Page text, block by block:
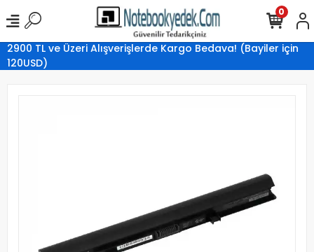
2900 TL ve Üzeri Alışverişlerde Kargo Bedava! (Bayiler için
120USD)
0